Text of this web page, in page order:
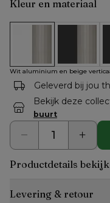
Kleur en materiaal
Wit aluminium en
Zwart
Wit aluminium en beige
Geleverd bij jou
Bekijk deze
buurt
Productdetails
Levering & retour